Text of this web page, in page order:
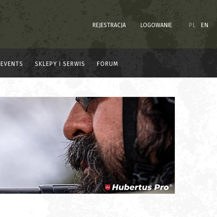
REJESTRACJA LOGOWANIE PL EN
EVENTS SKLEPY I SERWIS FORUM